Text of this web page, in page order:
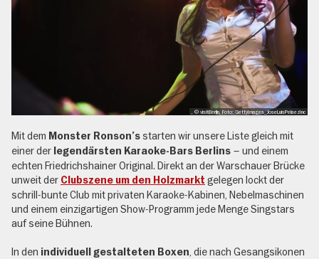
, © visitBerlin, Foto: GettyImages_JoseLuisPelaezInc
Mit dem Monster Ronson’s starten wir unsere Liste gleich mit
einer der legendärsten Karaoke-Bars Berlins – und einem
echten Friedrichshainer Original. Direkt an der Warschauer Brücke
unweit der Clubszene um den Holzmarkt gelegen lockt der
schrill-bunte Club mit privaten Karaoke-Kabinen, Nebelmaschinen
und einem einzigartigen Show-Programm jede Menge Singstars
auf seine Bühnen.
In den individuell gestalteten Boxen, die nach Gesangsikonen